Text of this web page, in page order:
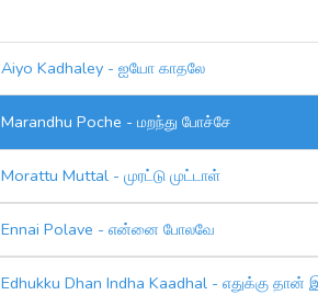
Aiyo Kadhaley - ஐயோ காதலே
Marandhu Poche - மறந்து போச்சே
Morattu Muttal - முரட்டு முட்டாள்
Ennai Polave - என்னை போலவே
Edhukku Dhan Indha Kaadhal - எதுக்கு